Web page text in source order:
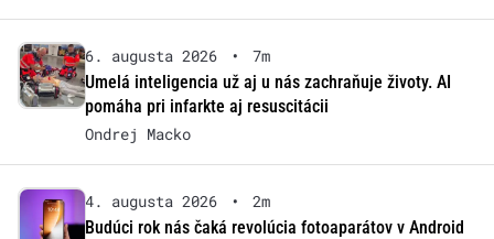
6. augusta 2026 •
7m
Umelá inteligencia už aj u nás zachraňuje životy. AI
pomáha pri infarkte aj resuscitácii
Ondrej Macko
4. augusta 2026 •
2m
Budúci rok nás čaká revolúcia fotoaparátov v Android